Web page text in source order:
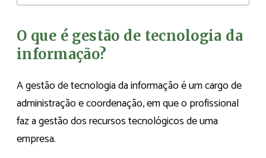
O que é gestão de tecnologia da
informação?
A gestão de tecnologia da informação é um cargo de
administração e coordenação, em que o profissional
faz a gestão dos recursos tecnológicos de uma
empresa.